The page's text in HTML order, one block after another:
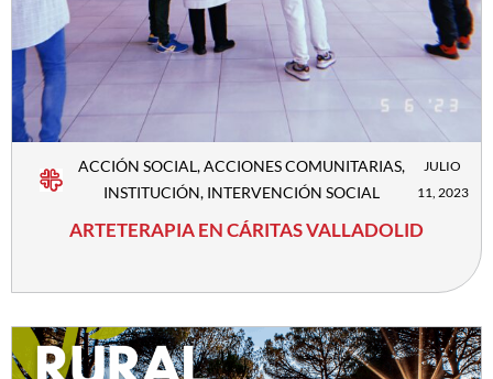
ACCIÓN SOCIAL,ACCIONES COMUNITARIAS,
INSTITUCIÓN, INTERVENCIÓN SOCIAL
JULIO
11, 2023
ARTETERAPIA EN CÁRITAS VALLADOLID